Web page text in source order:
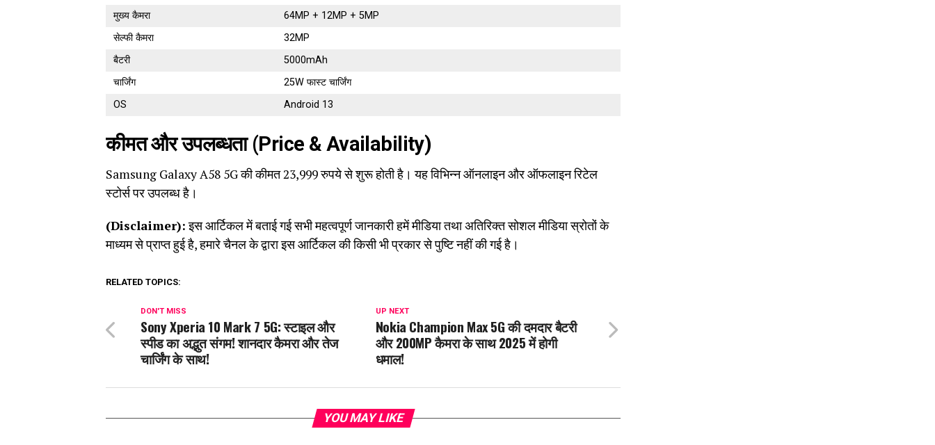
मुख्य कैमरा
64MP + 12MP + 5MP
सेल्फी कैमरा
32MP
बैटरी
5000mAh
चार्जिंग
25W फास्ट चार्जिंग
OS
Android 13
कीमत और उपलब्धता (Price & Availability)
Samsung Galaxy A58 5G की कीमत 23,999 रुपये से शुरू होती है। यह विभिन्न ऑनलाइन और ऑफलाइन रिटेल
स्टोर्स पर उपलब्ध है।
(Disclaimer):इस आर्टिकल में बताई गई सभी महत्वपूर्ण जानकारी हमें मीडिया तथा अतिरिक्त सोशल मीडिया स्रोतों के
माध्यम से प्राप्त हुई है, हमारे चैनल के द्वारा इस आर्टिकल की किसी भी प्रकार से पुष्टि नहीं की गई है।
RELATED TOPICS:
UP NEXT
Nokia Champion Max 5G की दमदार बैटरी
और 200MP कैमरा के साथ 2025 में होगी
धमाल!
DON'T MISS
Sony Xperia 10 Mark 7 5G: स्टाइल और
स्पीड का अद्भुत संगम! शानदार कैमरा और तेज
चार्जिंग के साथ!
YOU MAY LIKE